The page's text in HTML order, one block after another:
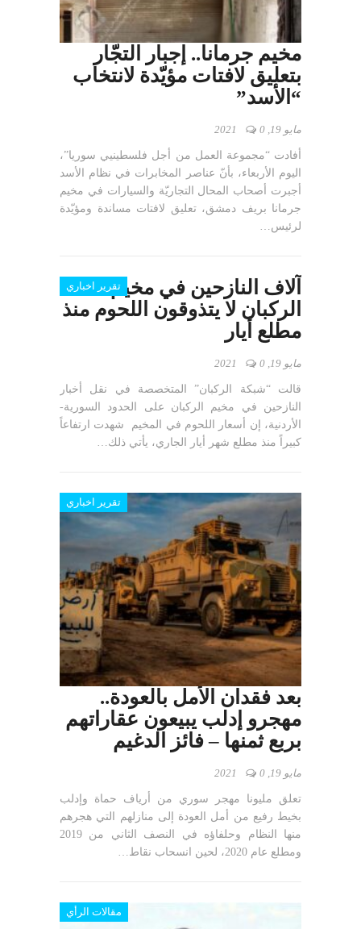
مخيم جرمانا.. إجبار التجّار
بتعليق لافتات مؤيّدة لانتخاب
“الأسد”
مايو 19, 2021 0
أفادت “مجموعة العمل من أجل فلسطينيي سوريا”،
اليوم الأربعاء، بأنّ عناصر المخابرات في نظام الأسد
أجبرت أصحاب المحال التجاريّة والسيارات في مخيم
جرمانا بريف دمشق، تعليق لافتات مساندة ومؤيّدة
لرئيس…
تقرير اخباريآلاف النازحين في مخيم
الركبان لا يتذوقون اللحوم منذ
مطلع أيار
مايو 19, 2021 0
قالت “شبكة الركبان” المتخصصة في نقل أخبار
النازحين في مخيم الركبان على الحدود السورية-
الأردنية، إن أسعار اللحوم في المخيم شهدت ارتفاعاً
كبيراً منذ مطلع شهر أيار الجاري، يأتي ذلك…
تقرير اخباري
بعد فقدان الأمل بالعودة..
مهجرو إدلب يبيعون عقاراتهم
بربع ثمنها – فائز الدغيم
مايو 19, 2021 0
تعلق مليونا مهجر سوري من أرياف حماة وإدلب
بخيط رفيع من أمل العودة إلى منازلهم التي هجرهم
منها النظام وحلفاؤه في النصف الثاني من 2019
ومطلع عام 2020، لحين انسحاب نقاط…
مقالات الرأي